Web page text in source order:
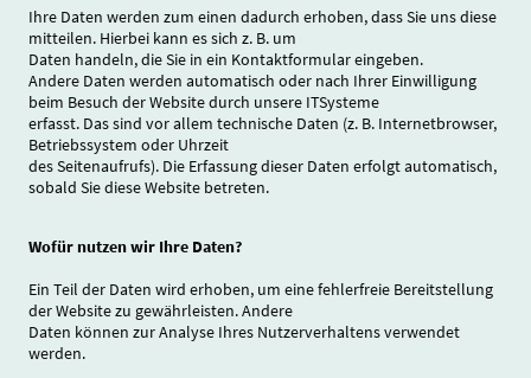
Ihre Daten werden zum einen dadurch erhoben, dass Sie uns diese
mitteilen. Hierbei kann es sich z. B. um
Daten handeln, die Sie in ein Kontaktformular eingeben.
Andere Daten werden automatisch oder nach Ihrer Einwilligung
beim Besuch der Website durch unsere ITSysteme
erfasst. Das sind vor allem technische Daten (z. B. Internetbrowser,
Betriebssystem oder Uhrzeit
des Seitenaufrufs). Die Erfassung dieser Daten erfolgt automatisch,
sobald Sie diese Website betreten.
Wofür nutzen wir Ihre Daten?
Ein Teil der Daten wird erhoben, um eine fehlerfreie Bereitstellung
der Website zu gewährleisten. Andere
Daten können zur Analyse Ihres Nutzerverhaltens verwendet
werden.